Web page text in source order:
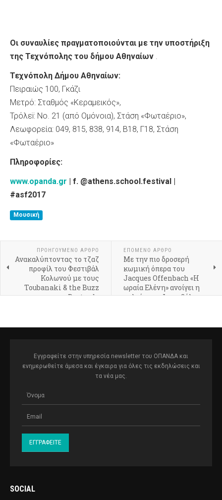
Οι συναυλίες πραγματοποιούνται με την υποστήριξη
της Τεχνόπολης του δήμου Αθηναίων .
Τεχνόπολη Δήμου Αθηναίων:
Πειραιώς 100, Γκάζι
Μετρό: Σταθμός «Κεραμεικός»,
Τρόλεï: No. 21 (από Ομόνοια), Στάση «Φωταέριο»,
Λεωφορεία: 049, 815, 838, 914, Β18, Γ18, Στάση
«Φωταέριο»
Πληροφορίες:
www.opanda.gr | f. @athens.school.festival |
#asf2017
Μουσική
ΠΡΟΗΓΟΎΜΕΝΟ ΆΡΘΡΟ
Ανακαλύπτοντας το τζαζ
προφίλ του Φεστιβάλ
Κολωνού με τους
Toubanaki & the Buzz
Bastardz
ΕΠΌΜΕΝΟ ΆΡΘΡΟ
Με την πιο δροσερή
κωμική όπερα του
Jacques Offenbach «Η
ωραία Ελένη» ανοίγει η
αυλαία του Φεστιβάλ
Εγγραφείτε στην υπηρεσία newsletter του ΟΠΑΝΔΑ και
ενημερωθείτε άμεσα και έγκαιρα για όλες τις εκδηλώσεις και
τα νέα μας.
SOCIAL